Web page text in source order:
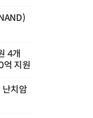
4개
지원
치암